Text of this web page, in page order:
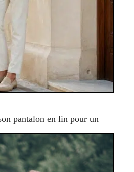
pantalon en lin pour un